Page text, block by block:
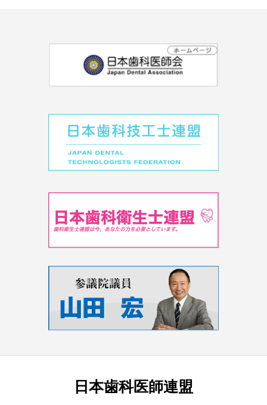
日本歯科医師連盟